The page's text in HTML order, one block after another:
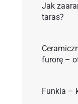
Jak
taras?
furorę –
Funkia –